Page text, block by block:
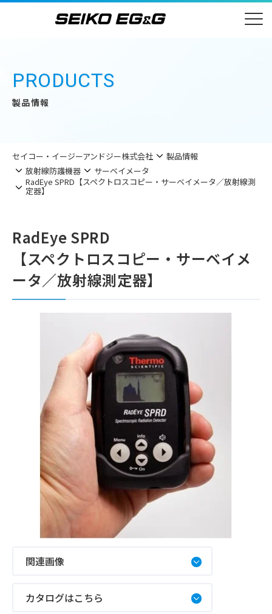
PRODUCTS
製品情報
セイコー・イージーアンドジー株式会社
製品情報
放射線防護機器
サーベイメータ
RadEye SPRD【スペクトロスコピー・サーベイメータ／放射線測
定器】
RadEye SPRD
【スペクトロスコピー・サーベイメ
ータ／放射線測定器】
関連画像
カタログはこちら